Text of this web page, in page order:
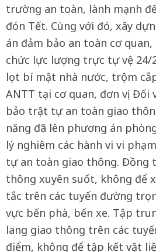
trường an toàn, lành mạnh
đón Tết. Cùng với đó, xây
án đảm bảo an toàn cơ
chức lực lượng trực tự vệ 24/
lọt bí mật nhà nước, trộm
ANTT tại cơ quan, đơn vị. Đối
bảo trật tự an toàn giao
năng đã lên phương án
lý nghiêm các hành vi vi
tự an toàn giao thông. Đồng
thông xuyên suốt, không để
tắc trên các tuyến đường
vực bến phà, bến xe. Tập
lang giao thông trên các
điểm, không để tập kết vật